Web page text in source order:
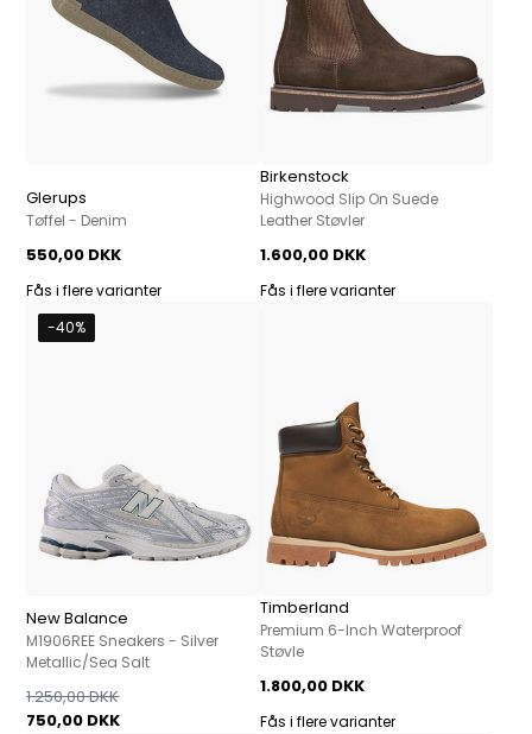
Glerups
Tøffel - Denim
550,00 DKK
Fås i flere varianter
Birkenstock
Highwood Slip On Suede
Leather Støvler
1.600,00 DKK
Fås i flere varianter
-40%
New Balance
M1906REE Sneakers - Silver
Metallic/Sea Salt
750,00 DKK
1.250,00 DKK
Timberland
Premium 6-Inch Waterproof
Støvle
1.800,00 DKK
Fås i flere varianter